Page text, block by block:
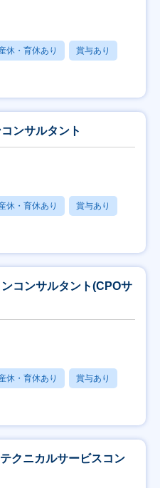
休・育休あり 賞与あり
ンサルタント
休・育休あり 賞与あり
コンサルタント(CPOサ
休・育休あり 賞与あり
クニカルサービスコン